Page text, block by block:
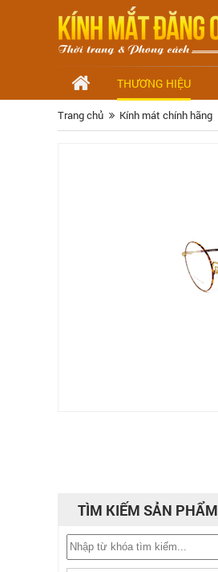
THƯƠNG HIỆU
Trang chủ Kính mát chính hãng
TÌM KIẾM SẢN PHẨM